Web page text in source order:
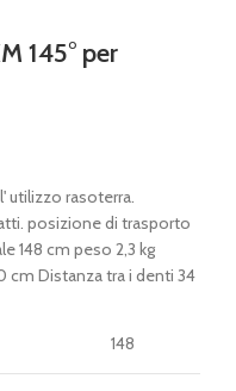
145° per
utilizzo rasoterra.
posizione di trasporto
148 cm peso 2,3 kg
cm Distanza tra i denti 34
148